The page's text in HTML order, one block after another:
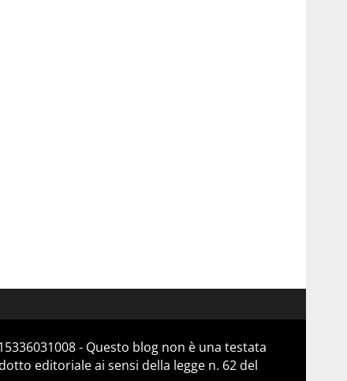
- Questo blog non è una testata
editoriale ai sensi della legge n. 62 del